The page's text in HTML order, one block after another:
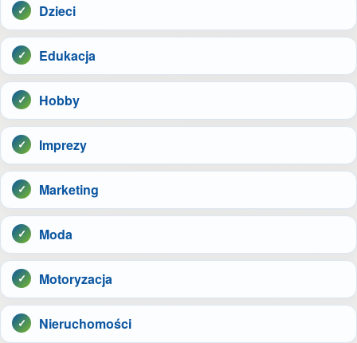
Dzieci
Edukacja
Hobby
Imprezy
Marketing
Moda
Motoryzacja
Nieruchomości